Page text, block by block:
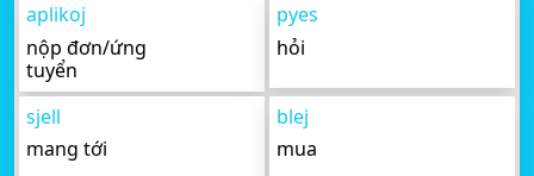
aplikoj
nộp đơn/ứng
tuyển
pyes
hỏi
sjell
mang tới
blej
mua